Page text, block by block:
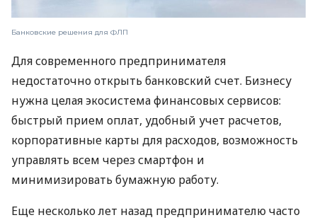
Банковские решения для ФЛП
Для современного предпринимателя
недостаточно открыть банковский счет. Бизнесу
нужна целая экосистема финансовых сервисов:
быстрый прием оплат, удобный учет расчетов,
корпоративные карты для расходов, возможность
управлять всем через смартфон и
минимизировать бумажную работу.
Еще несколько лет назад предпринимателю часто